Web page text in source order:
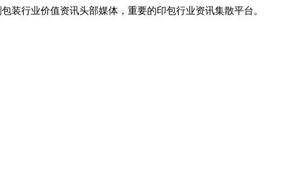
装行业价值资讯头部媒体，重要的印包行业资讯集散平台。